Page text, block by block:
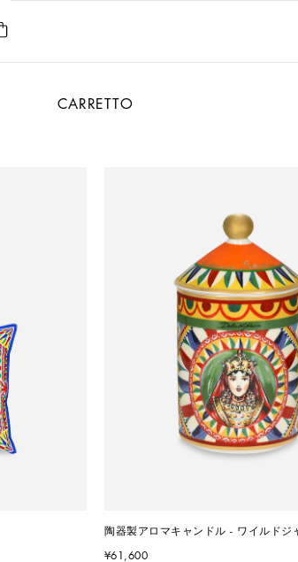
CARRETTO
陶器製アロマキャンドル - ワイルドジ
¥61,600